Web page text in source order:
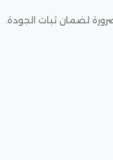
لضمان ثبات الجودة.